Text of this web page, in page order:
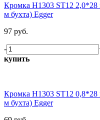
Кромка H1303 ST12
м бухта) Egger
97 руб.
-
купить
Кромка H1303 ST12
м бухта) Egger